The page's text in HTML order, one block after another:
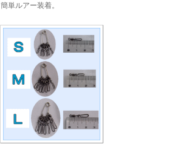
簡単ルアー装着。